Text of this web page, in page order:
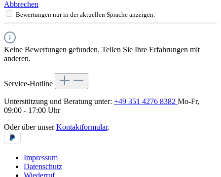
Abbrechen
Bewertungen nur in der aktuellen Sprache anzeigen.
Keine Bewertungen gefunden. Teilen Sie Ihre Erfahrungen mit
anderen.
Service-Hotline
Unterstützung und Beratung unter: +49 351 4276 8382 Mo-Fr,
09:00 - 17:00 Uhr
Oder über unserKontaktformular.
Impressum
Datenschutz
Wiederruf